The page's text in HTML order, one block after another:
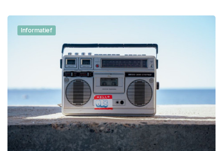
Informatief